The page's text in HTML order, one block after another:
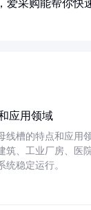
爱采购能帮你快
应用领域
线槽的特点和应用
筑、工业厂房、医
统稳定运行。